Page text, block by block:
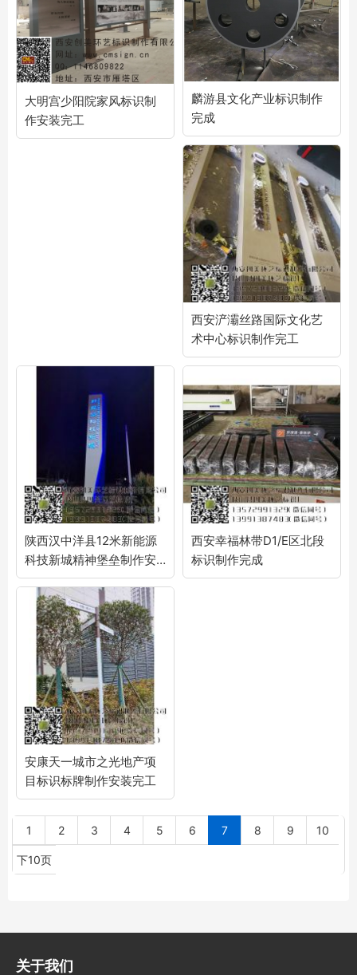
大明宫少阳院家风标识制
作安装完工
麟游县文化产业标识制作
完成
西安浐灞丝路国际文化艺
术中心标识制作完工
陕西汉中洋县12米新能源
科技新城精神堡垒制作安
装完工
西安幸福林带D1/E区北段
标识制作完成
安康天一城市之光地产项
目标识标牌制作安装完工
1 2 3 4 5 6 7 8 9 10
下10页
关于我们